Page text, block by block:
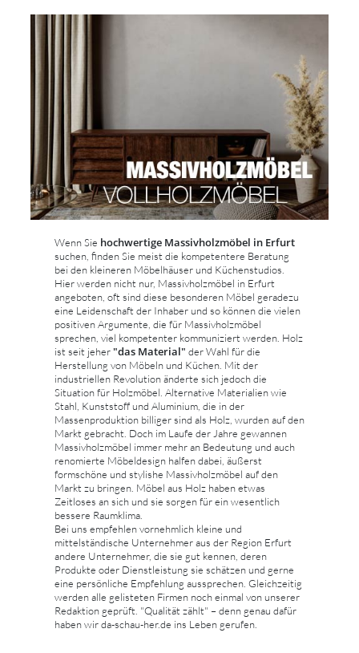
Wenn Sie hochwertige Massivholzmöbel in Erfurt
suchen, finden Sie meist die kompetentere Beratung
bei den kleineren Möbelhäuser und Küchenstudios.
Hier werden nicht nur, Massivholzmöbel in Erfurt
angeboten, oft sind diese besonderen Möbel geradezu
eine Leidenschaft der Inhaber und so können die vielen
positiven Argumente, die für Massivholzmöbel
sprechen, viel kompetenter kommuniziert werden. Holz
ist seit jeher"das Material" der Wahl für die
Herstellung von Möbeln und Küchen. Mit der
industriellen Revolution änderte sich jedoch die
Situation für Holzmöbel. Alternative Materialien wie
Stahl, Kunststoff und Aluminium, die in der
Massenproduktion billiger sind als Holz, wurden auf den
Markt gebracht. Doch im Laufe der Jahre gewannen
Massivholzmöbel immer mehr an Bedeutung und auch
renomierte Möbeldesign halfen dabei, äußerst
formschöne und stylishe Massivholzmöbel auf den
Markt zu bringen. Möbel aus Holz haben etwas
Zeitloses an sich und sie sorgen für ein wesentlich
bessere Raumklima.
Bei uns empfehlen vornehmlich kleine und
mittelständische Unternehmer aus der Region Erfurt
andere Unternehmer, die sie gut kennen, deren
Produkte oder Dienstleistung sie schätzen und gerne
eine persönliche Empfehlung aussprechen. Gleichzeitig
werden alle gelisteten Firmen noch einmal von unserer
Redaktion geprüft. "Qualität zählt" – denn genau dafür
haben wir da-schau-her.de ins Leben gerufen.